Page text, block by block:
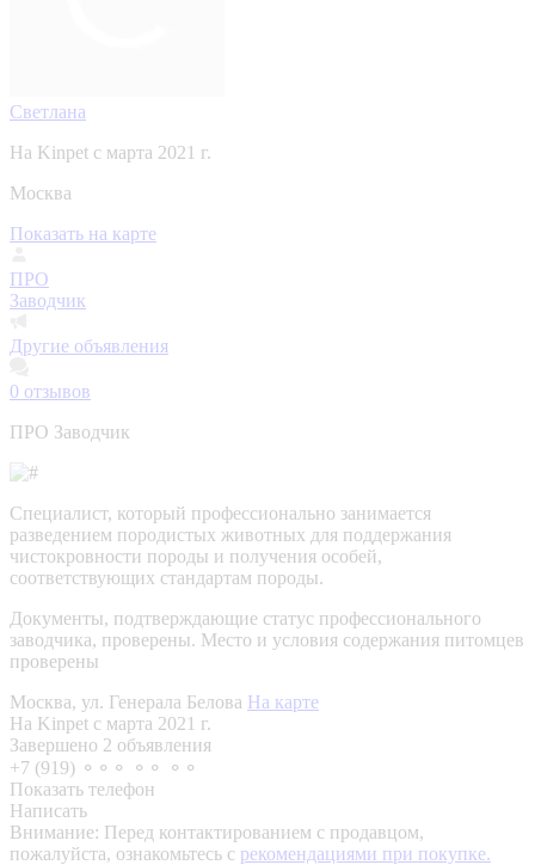
Светлана
На Kinpet c марта 2021 г.
Москва
Показать на карте
ПРО
Заводчик
Другие объявления
0 отзывов
ПРО Заводчик
Специалист, который профессионально занимается
разведением породистых животных для поддержания
чистокровности породы и получения особей,
соответствующих стандартам породы.
Документы, подтверждающие статус профессионального
заводчика, проверены. Место и условия содержания питомцев
проверены
Москва, ул. Генерала Белова На карте
На Kinpet c марта 2021 г.
Завершено 2 объявления
+7 (919) ⚬⚬⚬ ⚬⚬ ⚬⚬
Показать телефон
Написать
Внимание: Перед контактированием с продавцом,
пожалуйста, ознакомьтесь с рекомендациями при покупке.